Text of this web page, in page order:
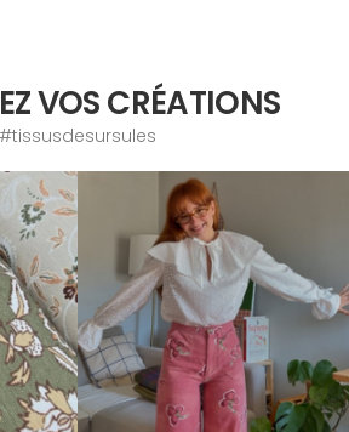
VOS CRÉATIONS
#tissusdesursules